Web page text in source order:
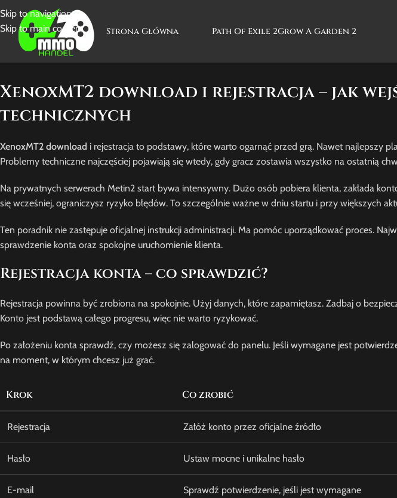
Skip to navigation
Skip to main content
Strona Główna Path Of Exile 2Grow A Garden 2
XenoxMT2 download i rejestracja – jak
technicznych
XenoxMT2 download i rejestracja to podstawy, które warto ogarnąć przed grą. Nawet najlepszy
Problemy techniczne najczęściej pojawiają się wtedy, gdy gracz zostawia wszystko na ostatnią
Na prywatnych serwerach Metin2 start bywa intensywny. Dużo osób pobiera klienta, zakłada
się wcześniej, ograniczysz ryzyko błędów. To szczególnie ważne w dniu startu i przy większych
Ten poradnik nie zastępuje oficjalnej instrukcji administracji. Ma pomóc uporządkować proces.
sprawdzenie konta oraz spokojne uruchomienie klienta.
Rejestracja konta – co sprawdzić?
Rejestracja powinna być zrobiona na spokojnie. Użyj danych, które zapamiętasz. Zadbaj o
Konto jest podstawą całego progresu, więc nie warto ryzykować.
Po założeniu konta sprawdź, czy możesz się zalogować do panelu. Jeśli wymagane jest
na moment, w którym chcesz już grać.
Krok Co zrobić
Rejestracja Załóż konto przez oficjalne źródło
Hasło Ustaw mocne i unikalne hasło
E-mail Sprawdź potwierdzenie, jeśli jest wymagane